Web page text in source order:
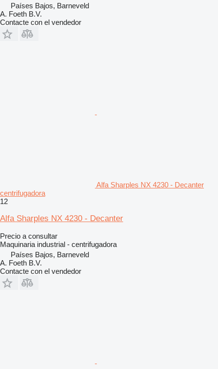
Países Bajos, Barneveld
A. Foeth B.V.
Contacte con el vendedor
Alfa Sharples NX 4230 - Decanter
centrifugadora
12
Alfa Sharples NX 4230 - Decanter
Precio a consultar
Maquinaria industrial - centrifugadora
Países Bajos, Barneveld
A. Foeth B.V.
Contacte con el vendedor